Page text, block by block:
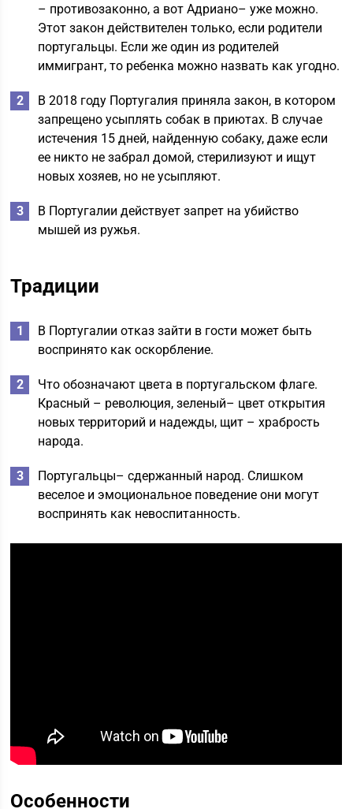
– противозаконно, а вот Адриано– уже можно.
Этот закон действителен только, если родители
португальцы. Если же один из родителей
иммигрант, то ребенка можно назвать как угодно.
В 2018 году Португалия приняла закон, в котором
запрещено усыплять собак в приютах. В случае
истечения 15 дней, найденную собаку, даже если
ее никто не забрал домой, стерилизуют и ищут
новых хозяев, но не усыпляют.
В Португалии действует запрет на убийство
мышей из ружья.
Традиции
В Португалии отказ зайти в гости может быть
воспринято как оскорбление.
Что обозначают цвета в португальском флаге.
Красный – революция, зеленый– цвет открытия
новых территорий и надежды, щит – храбрость
народа.
Португальцы– сдержанный народ. Слишком
веселое и эмоциональное поведение они могут
воспринять как невоспитанность.
Особенности